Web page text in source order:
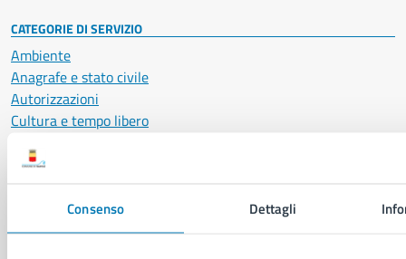
Consenso Dettagli
CATEGORIE DI SERVIZIO
Ambiente
Anagrafe e stato civile
Autorizzazioni
Cultura e tempo libero
Educazione e formazione
Imprese e commercio
Salute, benessere e assistenza